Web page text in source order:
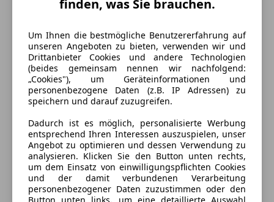
Energieverbrauch
finden, was Sie brauchen.
Um Ihnen die bestmögliche Benutzererfahrung auf
unseren Angeboten zu bieten, verwenden wir und
Drittanbieter Cookies und andere Technologien
(beides gemeinsam nennen wir nachfolgend:
„Cookies"), um Geräteinformationen und
personenbezogene Daten (z.B. IP Adressen) zu
speichern und darauf zuzugreifen.
Dadurch ist es möglich, personalisierte Werbung
entsprechend Ihren Interessen auszuspielen, unser
Angebot zu optimieren und dessen Verwendung zu
analysieren. Klicken Sie den Button unten rechts,
um dem Einsatz von einwilligungspflichten Cookies
und der damit verbundenen Verarbeitung
personenbezogener Daten zuzustimmen oder den